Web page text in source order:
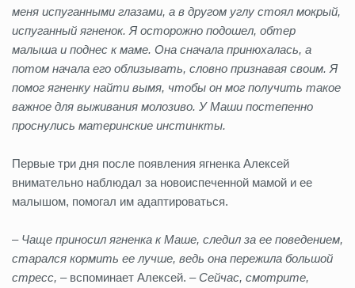
меня испуганными глазами, а в другом углу стоял мокрый,
испуганный ягненок. Я осторожно подошел, обтер
малыша и поднес к маме. Она сначала принюхалась, а
потом начала его облизывать, словно признавая своим. Я
помог ягненку найти вымя, чтобы он мог получить такое
важное для выживания молозиво. У Маши постепенно
проснулись материнские инстинкты.
Первые три дня после появления ягненка Алексей
внимательно наблюдал за новоиспеченной мамой и ее
малышом, помогал им адаптироваться.
–Чаще приносил ягненка к Маше, следил за ее поведением,
старался кормить ее лучше, ведь она пережила большой
стресс, – вспоминает Алексей. –Сейчас, смотрите,